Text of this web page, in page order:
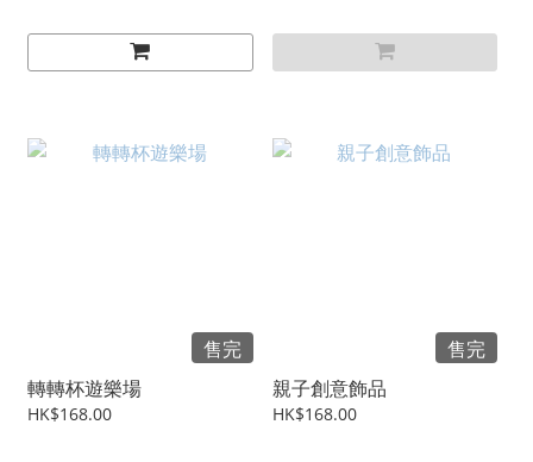
售完
轉轉杯遊樂場
HK$168.00
售完
親子創意飾品
HK$168.00